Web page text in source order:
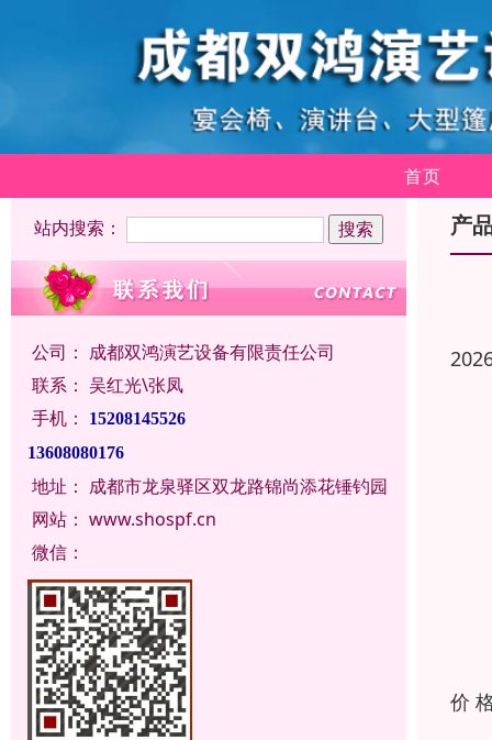
首页
站内搜索：
公司： 成都双鸿演艺设备有限责任公司
联系： 吴红光\张凤
手机：
15208145526
13608080176
地址： 成都市龙泉驿区双龙路锦尚添花锤钓园
网站： www.shospf.cn
微信：
产
价